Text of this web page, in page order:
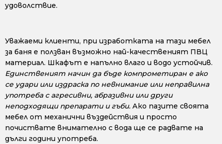
удоволствие.
Уважаеми клиенти, при изработката на тази мебел
за баня е ползван възможно най-качественият ПВЦ
материал. Шкафът е напълно влаго и водо устойчив.
Единственият начин да бъде компрометиран е ако
се удари или издраска по невнимание или неправилна
употреба с агресивни, абразивни или други
неподходящи препарати и гъби. Ако пазите своята
мебел от механични въздействия и просто
почиствате внимателно с вода ще се радвате на
дълги години употреба.